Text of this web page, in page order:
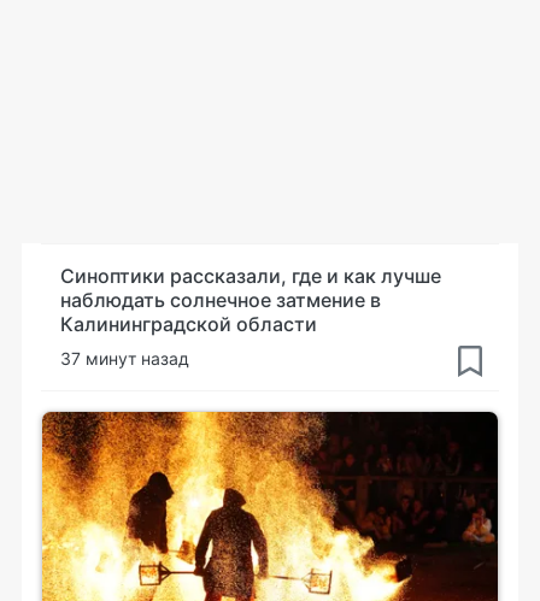
Синоптики рассказали, где и как лучше
наблюдать солнечное затмение в
Калининградской области
37 минут назад